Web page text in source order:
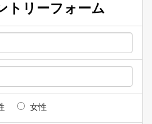
トリーフォーム
女性